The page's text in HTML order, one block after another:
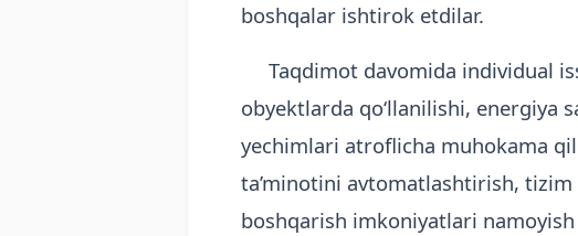
boshqalar ishtirok etdilar.
Taqdimot davomida individual
obyektlarda qo‘llanilishi, energiya
yechimlari atroflicha muhokama
ta’minotini avtomatlashtirish,
boshqarish imkoniyatlari